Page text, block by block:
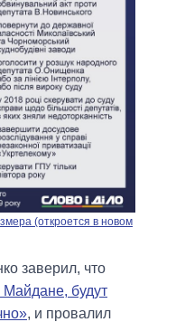
(откроется в новом
заверил, что
Майдане, будут
, и провалил